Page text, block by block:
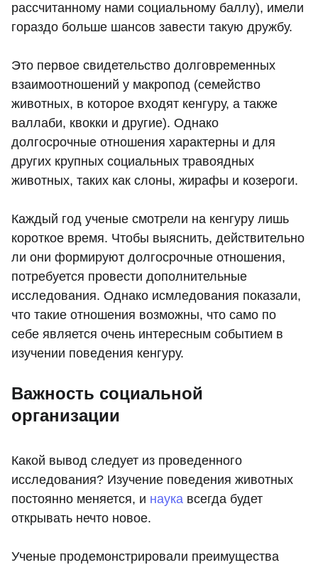
рассчитанному нами социальному баллу), имели
гораздо больше шансов завести такую ​​дружбу.
Это первое свидетельство долговременных
взаимоотношений у макропод (семейство
животных, в которое входят кенгуру, а также
валлаби, квокки и другие). Однако
долгосрочные отношения характерны и для
других крупных социальных травоядных
животных, таких как слоны, жирафы и козероги.
Каждый год ученые смотрели на кенгуру лишь
короткое время. Чтобы выяснить, действительно
ли они формируют долгосрочные отношения,
потребуется провести дополнительные
исследования. Однако исмледования показали,
что такие отношения возможны, что само по
себе является очень интересным событием в
изучении поведения кенгуру.
Важность социальной
организации
Какой вывод следует из проведенного
исследования? Изучение поведения животных
постоянно меняется, и наука всегда будет
открывать нечто новое.
Ученые продемонстрировали преимущества